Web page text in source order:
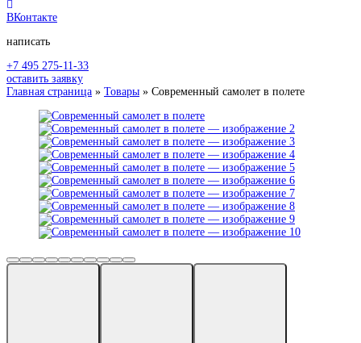
ВКонтакте
написать
+7 495 275-11-33
оставить заявку
Главная страница » Товары » Современный самолет в полете